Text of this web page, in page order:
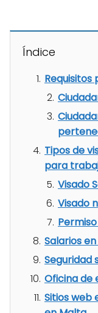
Índice
Tipos de
para
Visado
Visado
Salarios
Seguridad
Oficina de
Sitios web